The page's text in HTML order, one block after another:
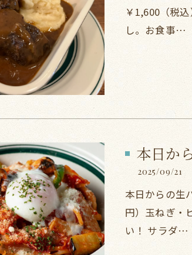
￥1,600（税
し。お食事…
本日か
2025/09/21
本日からの生
円）玉ねぎ・
い！ サラダ…